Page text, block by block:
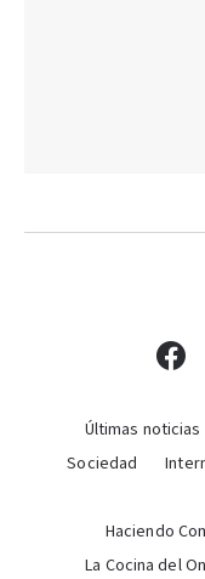
Últimas noticias
Sociedad
Haciendo
La Cocina del